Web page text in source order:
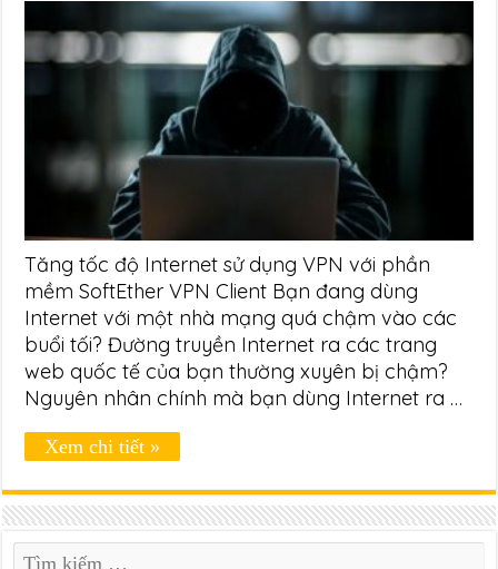
Tăng tốc độ Internet sử dụng VPN với phần
mềm SoftEther VPN Client Bạn đang dùng
Internet với một nhà mạng quá chậm vào các
buổi tối? Đường truyền Internet ra các trang
web quốc tế của bạn thường xuyên bị chậm?
Nguyên nhân chính mà bạn dùng Internet ra …
Xem chi tiết »